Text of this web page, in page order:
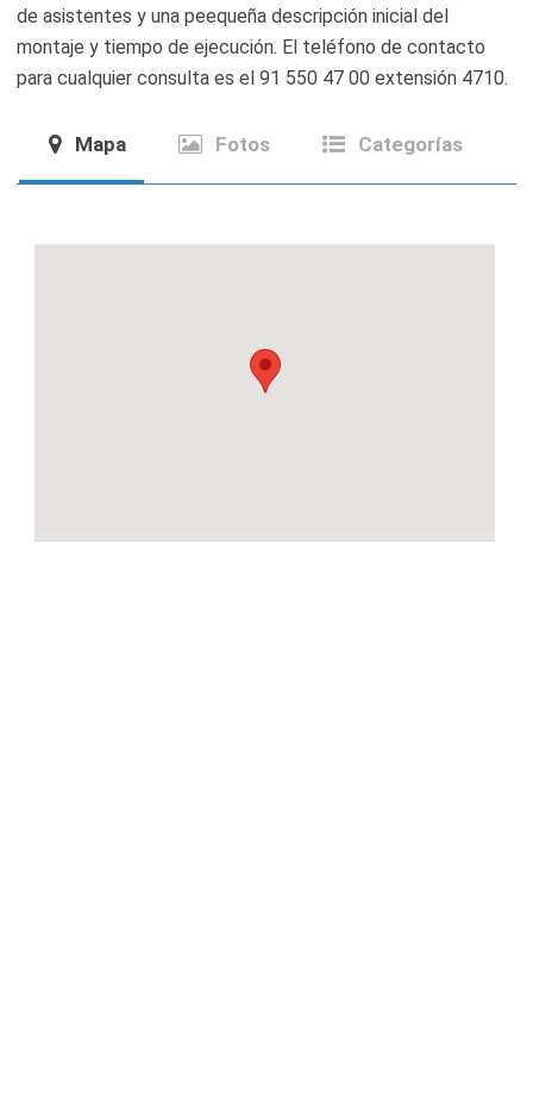
de asistentes y una peequeña descripción inicial del
montaje y tiempo de ejecución. El teléfono de contacto
para cualquier consulta es el 91 550 47 00 extensión 4710.
Mapa Fotos Categorías